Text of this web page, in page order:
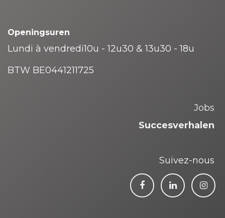
Openingsuren
Lundi à vendredi10u - 12u30 & 13u30 - 18u
BTW BE0441211725
Jobs
Succesverhalen
Suivez-nous